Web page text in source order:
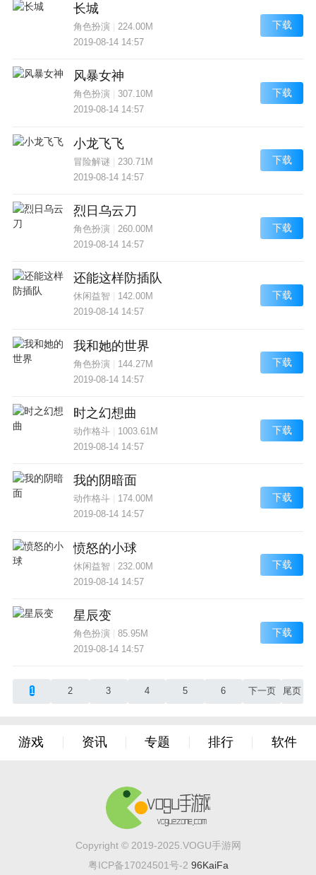
长城
角色扮演| 224.00M
2019-08-14 14:57
下载
风暴女神
角色扮演| 307.10M
2019-08-14 14:57
下载
小龙飞飞
冒险解谜| 230.71M
2019-08-14 14:57
下载
烈日乌云刀
角色扮演| 260.00M
2019-08-14 14:57
下载
还能这样防插队
休闲益智
142.00M
2019-08-14 14:57
下载
我和她的世界
角色扮演| 144.27M
2019-08-14 14:57
下载
时之幻想曲
动作格斗| 1003.61M
2019-08-14 14:57
下载
我的阴暗面
动作格斗| 174.00M
2019-08-14 14:57
下载
愤怒的小球
休闲益智
232.00M
2019-08-14 14:57
下载
星辰变
角色扮演| 85.95M
2019-08-14 14:57
下载
1 2 3 4 5 6 下一页 尾页
游戏 资讯 专题 排行 软件
Copyright © 2019-2025.VOGU手游网
粤ICP备17024501号-2 96KaiFa